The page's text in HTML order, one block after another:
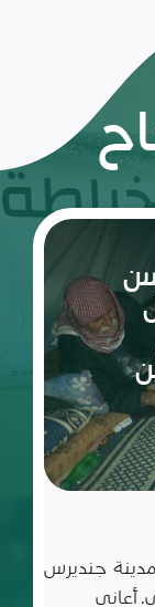
شعلة متوقدة
تتألف من أب